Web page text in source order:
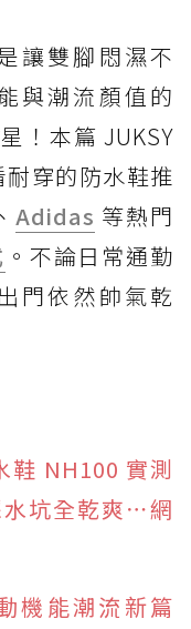
讓雙腳悶濕不
與潮流顏值的
！本篇 JUKSY
穿的防水鞋推
Adidas 等熱門
。不論日常通勤
門依然帥氣乾
NH100 實測
坑全乾爽⋯網
機能潮流新篇